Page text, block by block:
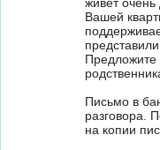
Вашей
представили
Письмо в
разговора.
на копии